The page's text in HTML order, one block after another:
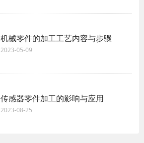
机械零件的加工工艺内容与步骤
2023-05-09
传感器零件加工的影响与应用
2023-08-25